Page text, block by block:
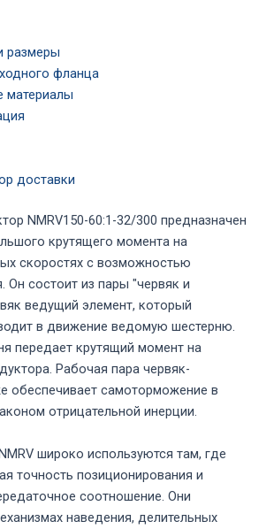
размеры
фланца
материалы
доставки
NMRV150-60:1-32/300 предназначен
крутящего момента на
скоростях с возможностью
Он состоит из пары "червяк и
ведущий элемент, который
в движение ведомую шестерню.
передает крутящий момент на
Рабочая пара червяк-
обеспечивает самоторможение в
отрицательной инерции.
широко используются там, где
точность позиционирования и
соотношение. Они
наведения, делительных